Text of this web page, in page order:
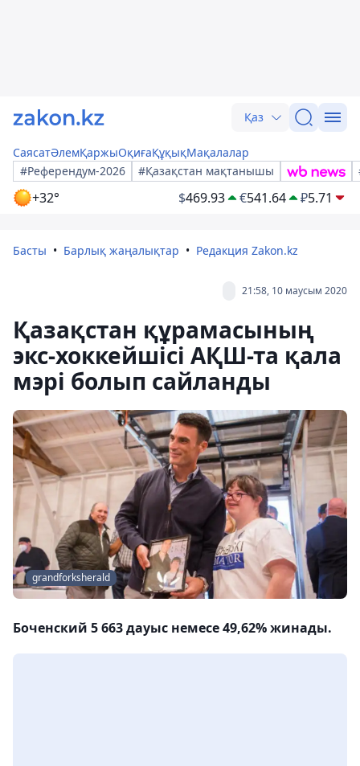
Қаз
СаясатӘлемҚаржыОқиғаҚұқықМақалалар
#Референдум-2026
#Қазақстан мақтанышы
+32° $469.93 €541.64 ₽5.71
Басты Барлық жаңалықтар Редакция Zakon.kz
21:58, 10 маусым 2020
Қазақстан құрамасының
экс-хоккейшісі АҚШ-та қала
мэрі болып сайланды
grandforksherald
Боченский 5 663 дауыс немесе 49,62% жинады.